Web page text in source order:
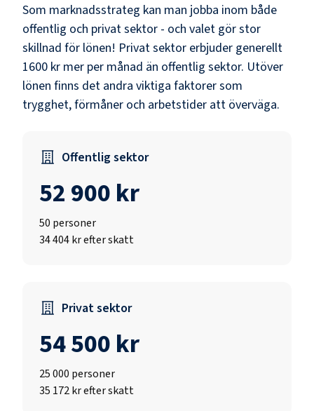
Som marknadsstrateg kan man jobba inom både
offentlig och privat sektor - och valet gör stor
skillnad för lönen! Privat sektor erbjuder generellt
1600 kr mer per månad än offentlig sektor. Utöver
lönen finns det andra viktiga faktorer som
trygghet, förmåner och arbetstider att överväga.
Offentlig sektor
52 900 kr
50 personer
34 404 kr efter skatt
Privat sektor
54 500 kr
25 000 personer
35 172 kr efter skatt